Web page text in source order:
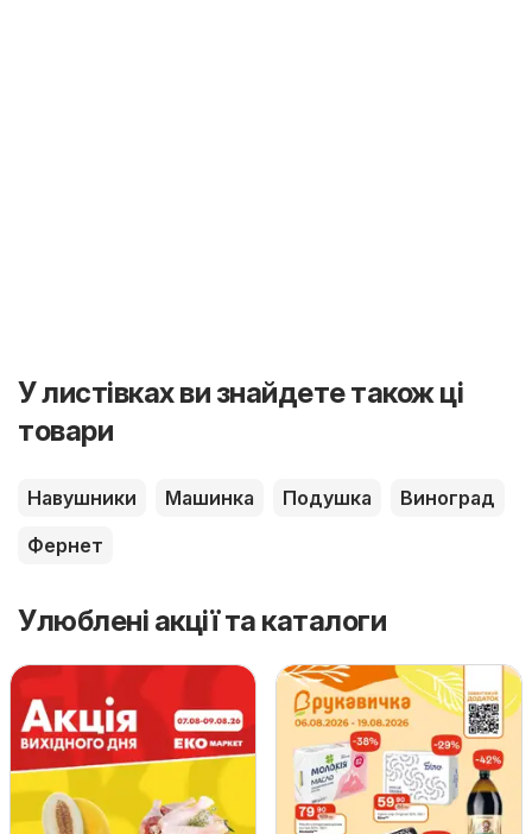
У листівках ви знайдете також ці
товари
Навушники Машинка Подушка
Виноград
Фернет
Улюблені акції та каталоги